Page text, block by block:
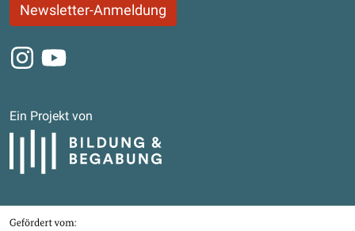
Newsletter-Anmeldung
Instagram
Youtube
Ein Projekt von
Bildung und Begabung
Bundesministerium für Bildung, Familie, Senioren, Frauen und Jugend